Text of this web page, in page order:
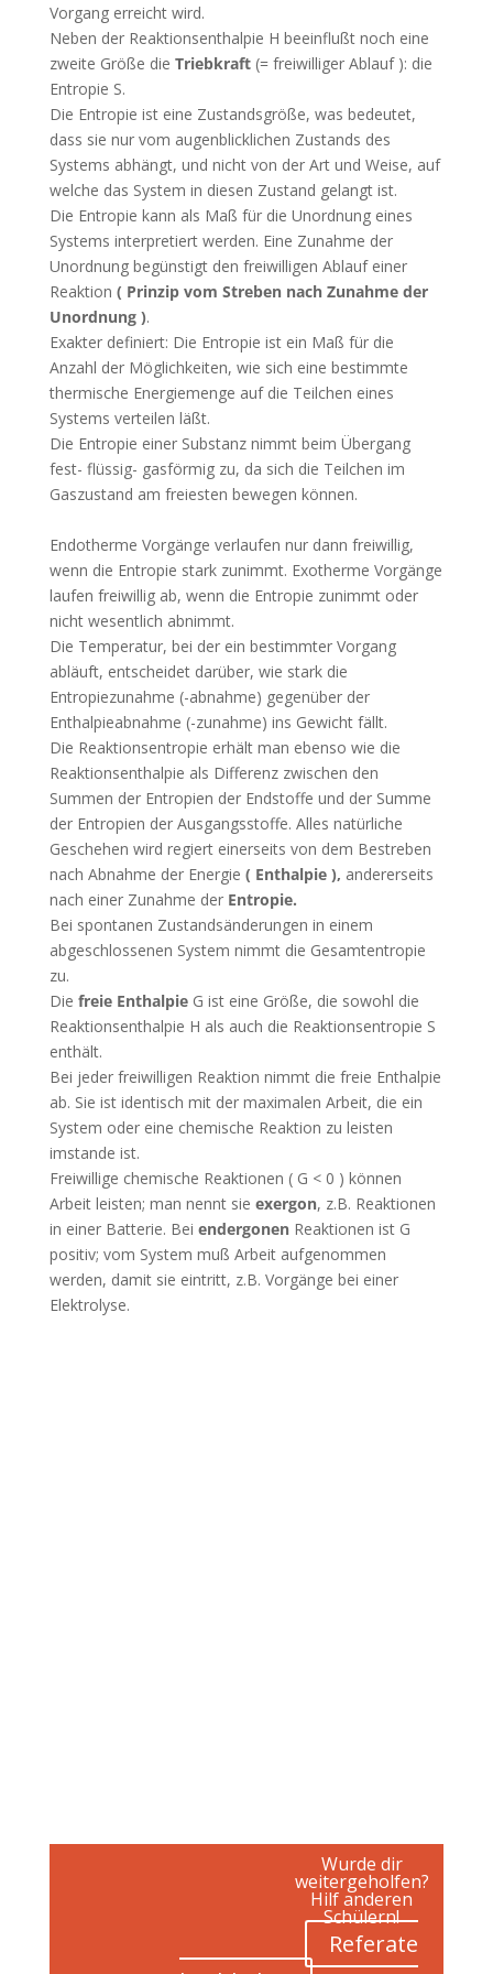
Vorgang erreicht wird.
Neben der Reaktionsenthalpie H beeinflußt noch eine
zweite Größe die Triebkraft(= freiwilliger Ablauf ): die
Entropie S.
Die Entropie ist eine Zustandsgröße, was bedeutet,
dass sie nur vom augenblicklichen Zustands des
Systems abhängt, und nicht von der Art und Weise, auf
welche das System in diesen Zustand gelangt ist.
Die Entropie kann als Maß für die Unordnung eines
Systems interpretiert werden. Eine Zunahme der
Unordnung begünstigt den freiwilligen Ablauf einer
Reaktion ( Prinzip vom Streben nach Zunahme der
Unordnung ).
Exakter definiert: Die Entropie ist ein Maß für die
Anzahl der Möglichkeiten, wie sich eine bestimmte
thermische Energiemenge auf die Teilchen eines
Systems verteilen läßt.
Die Entropie einer Substanz nimmt beim Übergang
fest- flüssig- gasförmig zu, da sich die Teilchen im
Gaszustand am freiesten bewegen können.
Endotherme Vorgänge verlaufen nur dann freiwillig,
wenn die Entropie stark zunimmt. Exotherme Vorgänge
laufen freiwillig ab, wenn die Entropie zunimmt oder
nicht wesentlich abnimmt.
Die Temperatur, bei der ein bestimmter Vorgang
abläuft, entscheidet darüber, wie stark die
Entropiezunahme (-abnahme) gegenüber der
Enthalpieabnahme (-zunahme) ins Gewicht fällt.
Die Reaktionsentropie erhält man ebenso wie die
Reaktionsenthalpie als Differenz zwischen den
Summen der Entropien der Endstoffe und der Summe
der Entropien der Ausgangsstoffe. Alles natürliche
Geschehen wird regiert einerseits von dem Bestreben
nach Abnahme der Energie ( Enthalpie ), andererseits
nach einer Zunahme der Entropie.
Bei spontanen Zustandsänderungen in einem
abgeschlossenen System nimmt die Gesamtentropie
zu.
Die freie EnthalpieG ist eine Größe, die sowohl die
Reaktionsenthalpie H als auch die Reaktionsentropie S
enthält.
Bei jeder freiwilligen Reaktion nimmt die freie Enthalpie
ab. Sie ist identisch mit der maximalen Arbeit, die ein
System oder eine chemische Reaktion zu leisten
imstande ist.
Freiwillige chemische Reaktionen ( G < 0 ) können
Arbeit leisten; man nennt sie exergon, z.B. Reaktionen
in einer Batterie. Bei endergonenReaktionen ist G
positiv; vom System muß Arbeit aufgenommen
werden, damit sie eintritt, z.B. Vorgänge bei einer
Elektrolyse.
Wurde dir
weitergeholfen?
Hilf anderen
Schülern!
Referate